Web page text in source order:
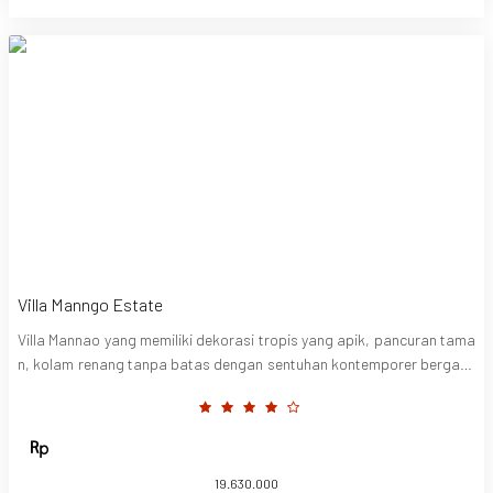
Villa Manngo Estate
Villa Mannao yang memiliki dekorasi tropis yang apik, pancuran tama
n, kolam renang tanpa batas dengan sentuhan kontemporer bergaya
ang Kerobokan, namun hanya 10 menit dengan mobil ke pantai dan at
raksi Seminyak dan Canggu. Kemudian, ada staf menawan yang seca
ra intuitif mengantisipasi setiap kebutuhan Anda dan akan dengan sa
bar menunggu keputusan Anda apakah akan menyesuaikan diri deng
19.630.000